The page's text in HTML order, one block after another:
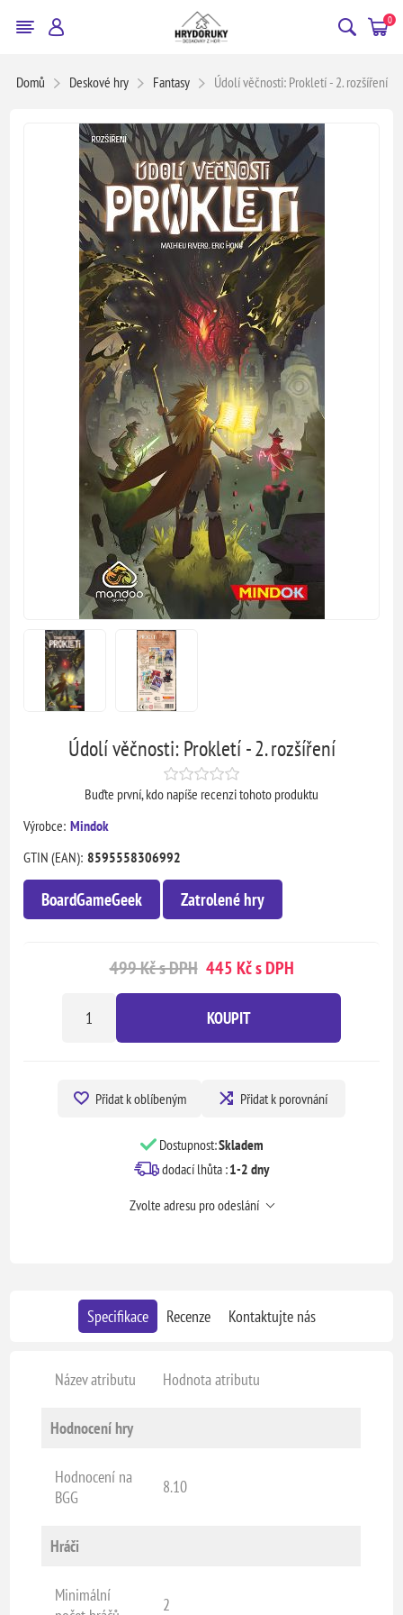
0
Domů Deskové hry Fantasy Údolí věčnosti: Prokletí - 2. rozšíření
Údolí věčnosti: Prokletí - 2. rozšíření
Buďte první, kdo napíše recenzi tohoto produktu
Výrobce: Mindok
GTIN (EAN): 8595558306992
BoardGameGeek Zatrolené hry
499 Kč s DPH 445 Kč s DPH
KOUPIT
Přidat k oblíbeným Přidat k porovnání
Dostupnost:Skladem
dodací lhůta :1-2 dny
Zvolte adresu pro odeslání
Specifikace Recenze Kontaktujte nás
Název atributu Hodnota atributu
Hodnocení hry
Hodnocení na
BGG
8.10
Hráči
Minimální
2